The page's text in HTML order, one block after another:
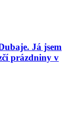
Já jsem
prázdniny v